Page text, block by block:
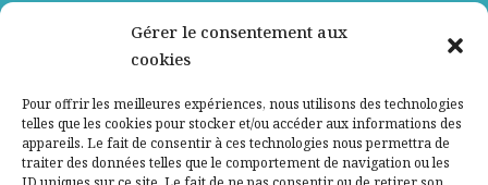
Gérer le consentement aux
cookies
Pour offrir les meilleures expériences, nous utilisons des technologies
telles que les cookies pour stocker et/ou accéder aux informations des
appareils. Le fait de consentir à ces technologies nous permettra de
traiter des données telles que le comportement de navigation ou les
Contactez-nous